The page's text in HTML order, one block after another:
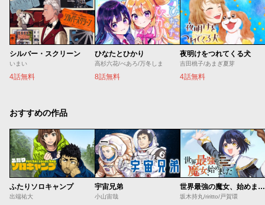
シルバー・スクリーン
いまい
4話無料
ひなたとひかり
高杉六花/べあろ/万冬しま
8話無料
夜明けをつれてくる犬
吉田桃子/あまぎ夏芽
4話無料
おすすめの作品
ふたりソロキャンプ
出端祐大
宇宙兄弟
小山宙哉
世界最強の魔女、始めました ～私だけ『攻略サイト』を見れる世界で自由に生きます～
坂木持丸/riritto/戸賀環